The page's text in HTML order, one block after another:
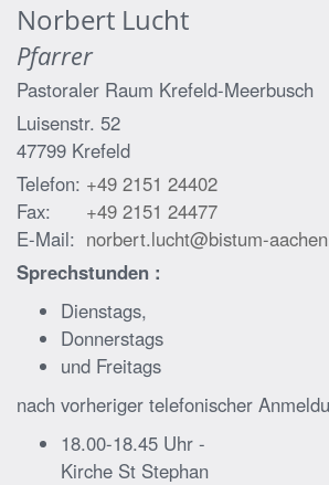
Norbert Lucht
Pfarrer
Pastoraler Raum Krefeld-Meerbusch
Luisenstr. 52
47799 Krefeld
Telefon: +49 2151 24402
Fax:
+49 2151 24477
E-Mail: norbert.lucht@bistum-
Sprechstunden :
Dienstags,
Donnerstags
und Freitags
nach vorheriger telefonischer
18.00-18.45 Uhr -
Kirche St Stephan